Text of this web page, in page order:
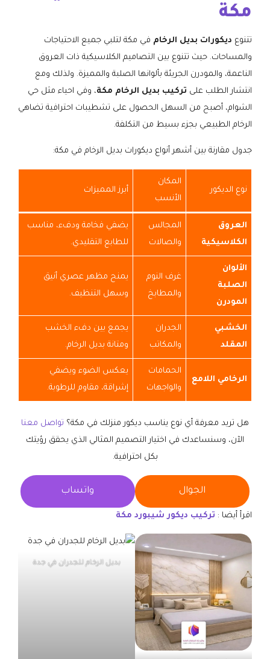
مكة
تتنوع ديكورات بديل الرخام في مكة لتلبي جميع الاحتياجات
والمساحات. حيث تتنوع بين التصاميم الكلاسيكية ذات العروق
الناعمة، والمودرن الجريئة بألوانها الصلبة والمميزة. ولذلك ومع
انتشار الطلب على تركيب بديل الرخام مكة، وفي احياء مثل حي
الشوام، أصبح من السهل الحصول على تشطيبات احترافية تضاهي
الرخام الطبيعي بجزء بسيط من التكلفة.
جدول مقارنة بين أشهر أنواع ديكورات بديل الرخام في مكة:
نوع الديكور
المكان
الأنسب
أبرز المميزات
العروق
الكلاسيكية
المجالس
والصالات
يضفي فخامة ودفء، مناسب
للطابع التقليدي.
الألوان
الصلبة
المودرن
غرف النوم
والمطابخ
يمنح مظهر عصري أنيق
وسهل التنظيف.
الخشبي
المقلد
الجدران
والمكاتب
يجمع بين دفء الخشب
ومتانة بديل الرخام.
الرخامي اللامع
الحمامات
والواجهات
يعكس الضوء ويضفي
إشراقة، مقاوم للرطوبة.
هل تريد معرفة أي نوع يناسب ديكور منزلك في مكة؟ تواصل معنا
الآن، وسنساعدك في اختيار التصميم المثالي الذي يحقق رؤيتك
بكل احترافية.
الجوال واتساب
اقرأ أيضا : تركيب ديكور شيبورد مكة
بديل الرخام للجدران في جدة